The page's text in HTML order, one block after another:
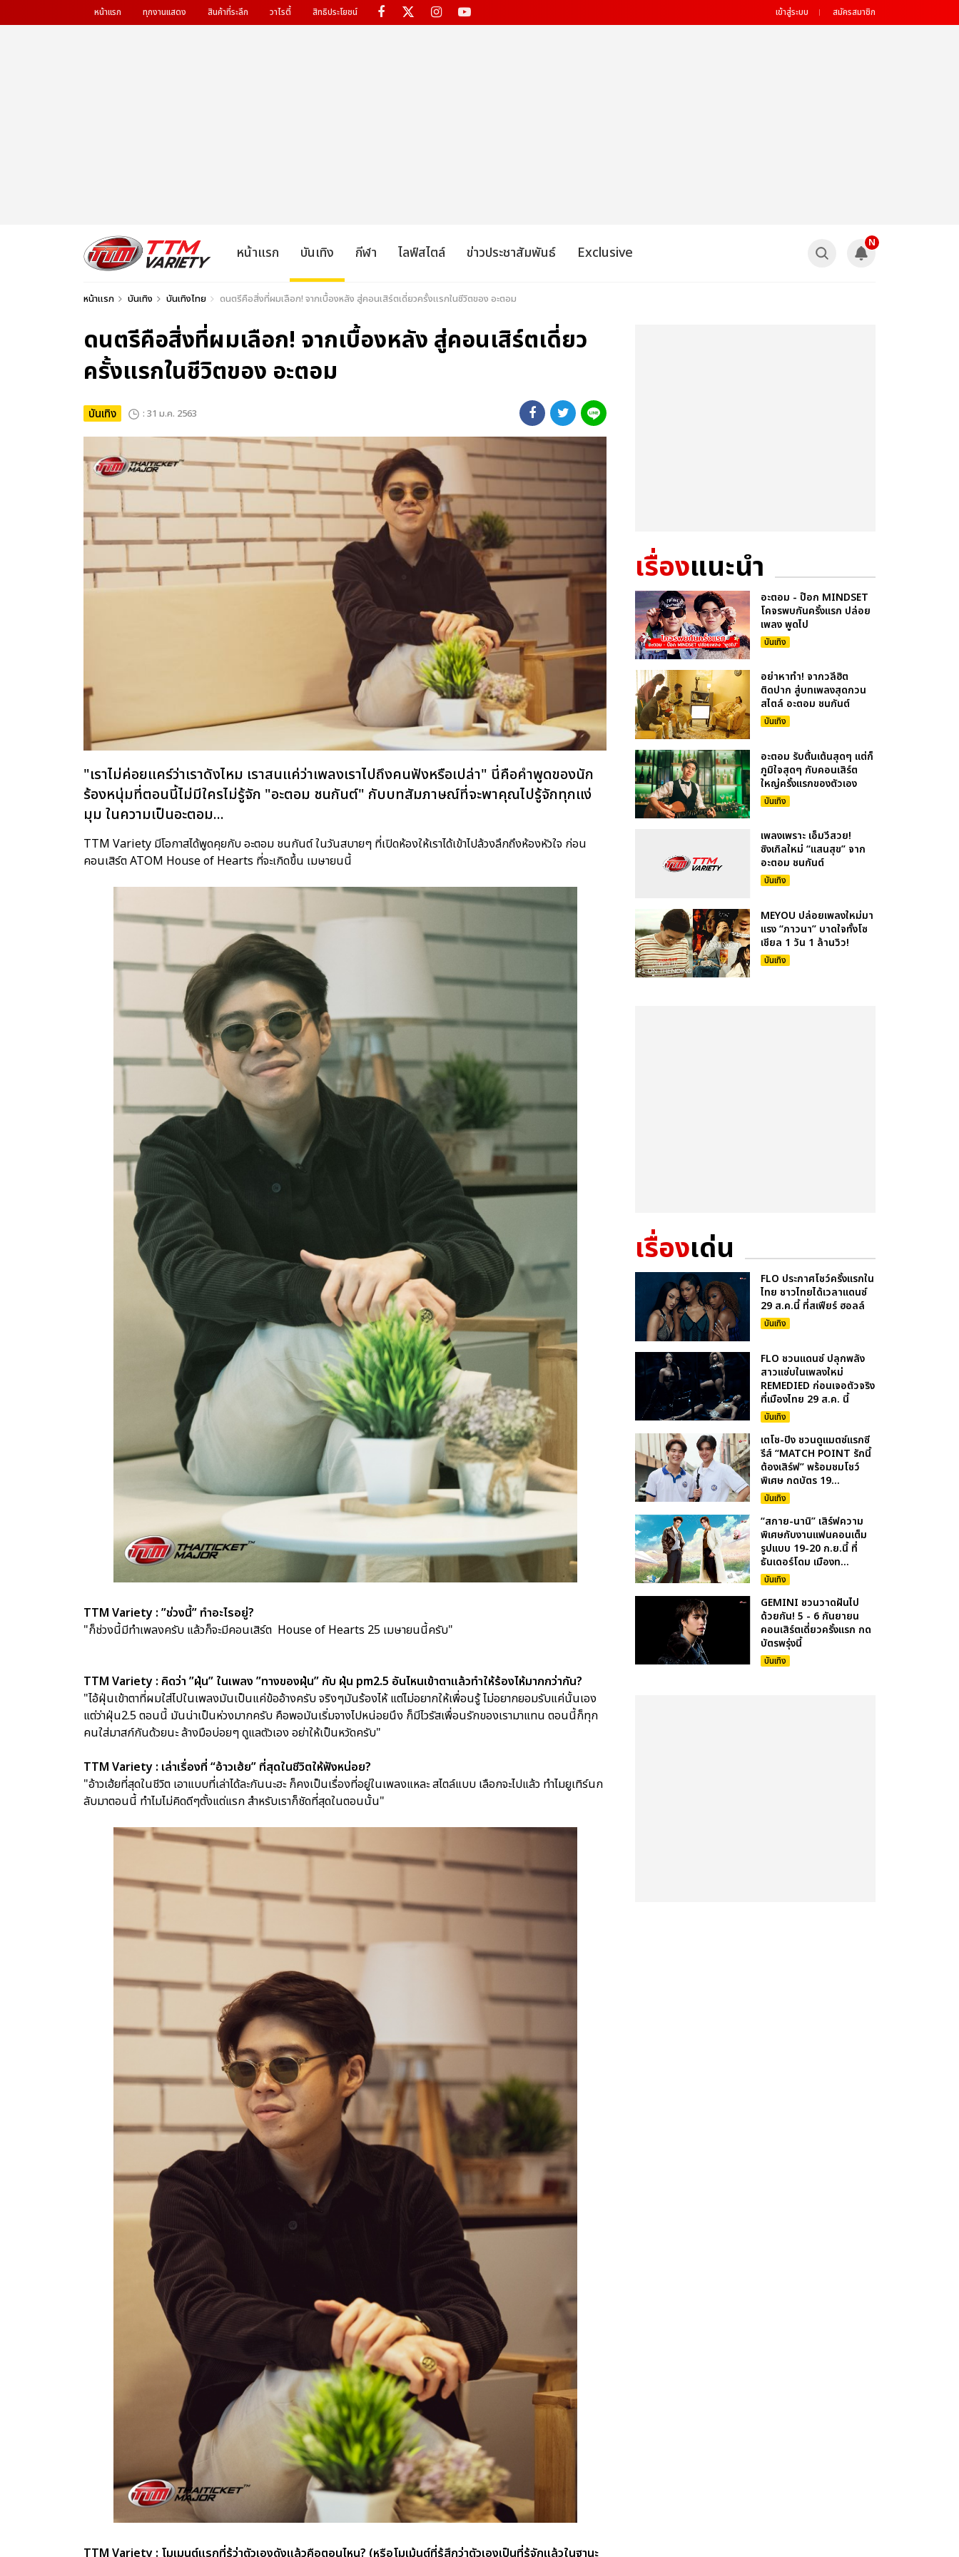
หน้าแรก ทุกงานแสดง สินค้าที่ระลึก วาไรตี้ สิทธิประโยชน์ เข้าสู่ระบบ สมัครสมาชิก
หน้าแรก บันเทิง กีฬา ไลฟ์สไตล์ ข่าวประชาสัมพันธ์ Exclusive
N
หน้าแรก บันเทิง บันเทิงไทย ดนตรีคือสิ่งที่ผมเลือก! จากเบื้องหลัง สู่คอนเสิร์ตเดี่ยวครั้งแรกในชีวิตของ อะตอม
ดนตรีคือสิ่งที่ผมเลือก! จากเบื้องหลัง สู่คอนเสิร์ตเดี่ยว
ครั้งแรกในชีวิตของ อะตอม
บันเทิง : 31 ม.ค. 2563
"เราไม่ค่อยแคร์ว่าเราดังไหม เราสนแค่ว่าเพลงเราไปถึงคนฟังหรือเปล่า" นี่คือคำพูดของนัก
ร้องหนุ่มที่ตอนนี้ไม่มีใครไม่รู้จัก "อะตอม ชนกันต์" กับบทสัมภาษณ์ที่จะพาคุณไปรู้จักทุกแง่
มุม ในความเป็นอะตอม...
TTM Variety มีโอกาสได้พูดคุยกับ อะตอม ชนกันต์ ในวันสบายๆ ที่เปิดห้องให้เราได้เข้าไปล้วงลึกถึงห้องหัวใจ ก่อน
คอนเสิร์ต ATOM House of Hearts ที่จะเกิดขึ้น เมษายนนี้
TTM Variety : ”ช่วงนี้” ทำอะไรอยู่?
"ก็ช่วงนี้มีทำเพลงครับ แล้วก็จะมีคอนเสิร์ต House of Hearts 25 เมษายนนี้ครับ"
TTM Variety : คิดว่า ”ฝุ่น” ในเพลง ”ทางของฝุ่น” กับ ฝุ่น pm2.5 อันไหนเข้าตาแล้วทำให้ร้องไห้มากกว่ากัน?
"ไอ้ฝุ่นเข้าตาที่ผมใส่ไปในเพลงมันเป็นแค่ข้ออ้างครับ จริงๆมันร้องไห้ แต่ไม่อยากให้เพื่อนรู้ ไม่อยากยอมรับแค่นั้นเอง
แต่ว่าฝุ่น2.5 ตอนนี้ มันน่าเป็นห่วงมากครับ คือพอมันเริ่มจางไปหน่อยนึง ก็มีไวรัสเพื่อนรักของเรามาแทน ตอนนี้ก็ทุก
คนใส่มาสก์กันด้วยนะ ล้างมือบ่อยๆ ดูแลตัวเอง อย่าให้เป็นหวัดครับ"
TTM Variety : เล่าเรื่องที่ “อ้าวเฮ้ย” ที่สุดในชีวิตให้ฟังหน่อย?
"อ้าวเฮ้ยที่สุดในชีวิต เอาแบบที่เล่าได้ละกันนะฮะ ก็คงเป็นเรื่องที่อยู่ในเพลงแหละ สไตล์แบบ เลือกจะไปแล้ว ทำไมยูเทิร์นก
ลับมาตอนนี้ ทำไมไม่คิดดีๆตั้งแต่แรก สำหรับเราก็ชัดที่สุดในตอนนั้น"
TTM Variety : โมเมนต์แรกที่รู้ว่าตัวเองดังแล้วคือตอนไหน? (หรือโมเม้นต์ที่รู้สึกว่าตัวเองเป็นที่รู้จักแล้วในฐานะ
เรื่องแนะนำ
อะตอม - ป๊อก MINDSET
โคจรพบกันครั้งแรก ปล่อย
เพลง พูดไป
บันเทิง
อย่าหาทำ! จากวลีฮิต
ติดปาก สู่บทเพลงสุดกวน
สไตล์ อะตอม ชนกันต์
บันเทิง
อะตอม รับตื่นเต้นสุดๆ แต่ก็
ภูมิใจสุดๆ กับคอนเสิร์ต
ใหญ่ครั้งแรกของตัวเอง
บันเทิง
เพลงเพราะ เอ็มวีสวย!
ซิงเกิลใหม่ “แสนสุข” จาก
อะตอม ชนกันต์
บันเทิง
MEYOU ปล่อยเพลงใหม่มา
แรง “ภาวนา” บาดใจทั้งโซ
เชียล 1 วัน 1 ล้านวิว!
บันเทิง
เรื่องเด่น
FLO ประกาศโชว์ครั้งแรกใน
ไทย ชาวไทยได้เวลาแดนซ์
29 ส.ค.นี้ ที่สเฟียร์ ฮอลล์
บันเทิง
FLO ชวนแดนซ์ ปลุกพลัง
สาวแซ่บในเพลงใหม่
REMEDIED ก่อนเจอตัวจริง
ที่เมืองไทย 29 ส.ค. นี้
บันเทิง
เตโช-ปิง ชวนดูแมตซ์แรกซี
รีส์ “MATCH POINT รักนี้
ต้องเสิร์ฟ” พร้อมชมโชว์
พิเศษ กดบัตร 19...
บันเทิง
“สกาย-นานิ” เสิร์ฟความ
พิเศษกับงานแฟนคอนเต็ม
รูปแบบ 19-20 ก.ย.นี้ ที่
ธันเดอร์โดม เมืองท...
บันเทิง
GEMINI ชวนวาดฝันไป
ด้วยกัน! 5 - 6 กันยายน
คอนเสิร์ตเดี่ยวครั้งแรก กด
บัตรพรุ่งนี้
บันเทิง